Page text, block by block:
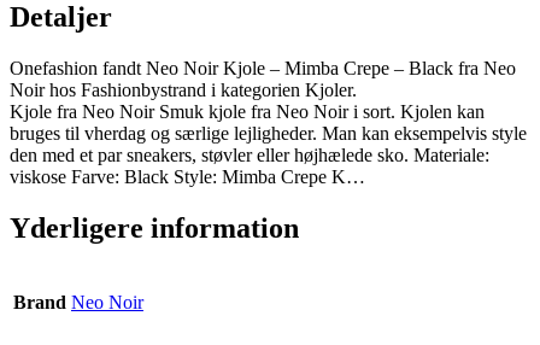
Detaljer
Onefashion fandt Neo Noir Kjole – Mimba Crepe – Black fra Neo
Noir hos Fashionbystrand i kategorien Kjoler.
Kjole fra Neo Noir Smuk kjole fra Neo Noir i sort. Kjolen kan
bruges til vherdag og særlige lejligheder. Man kan eksempelvis style
den med et par sneakers, støvler eller højhælede sko. Materiale:
viskose Farve: Black Style: Mimba Crepe K…
Yderligere information
Brand Neo Noir